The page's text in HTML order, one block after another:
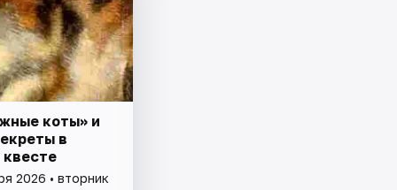
коты» и
в
2026 • вторник